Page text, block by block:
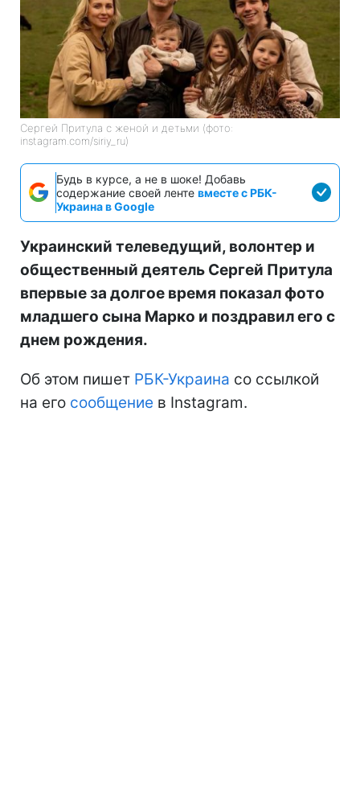
Сергей Притула с женой и детьми (фото:
instagram.com/siriy_ru)
Будь в курсе, а не в шоке! Добавь
содержание своей ленте вместе с РБК-
Украина в Google
Украинский телеведущий, волонтер и
общественный деятель Сергей Притула
впервые за долгое время показал фото
младшего сына Марко и поздравил его с
днем рождения.
Об этом пишет РБК-Украина со ссылкой
на его сообщение в Instagram.